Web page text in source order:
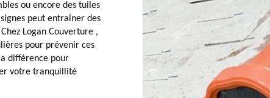
ou encore des tuiles
peut entraîner des
Logan Couverture ,
pour prévenir ces
différence pour
votre tranquillité